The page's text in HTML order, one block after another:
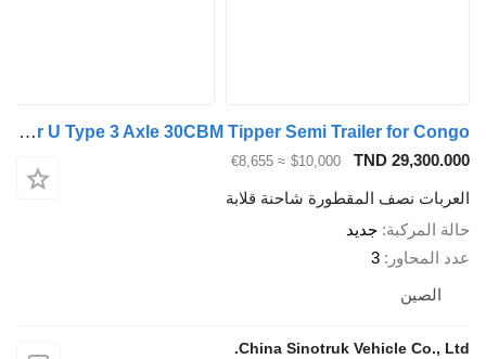
ZW-Trailer U Type 3 Axle 30CBM Tipper Semi Trailer for Congo
TND
$10,000
≈ €8,655
نصف المقطورة شاحنة قلابة
جديد
3
China Sinotruk Vehicle